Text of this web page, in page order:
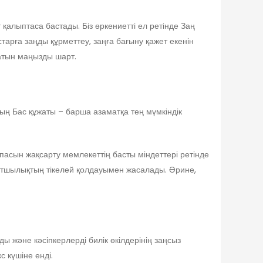
бастады. Біз өркениетті ел ретінде Заң
заңды құрметтеу, заңға бағыну қажет екенін
маңызды шарт.
Бас құжаты – барша азаматқа тең мүмкіндік
жақсарту мемлекеттің басты міндеттері ретінде
тікелей қолдауымен жасалады. Әрине,
және кәсіпкерлерді билік өкілдерінің заңсыз
күшіне енді.